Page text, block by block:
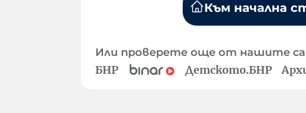
Към начална
Или проверете още от нашите
БНР Детското.БНР